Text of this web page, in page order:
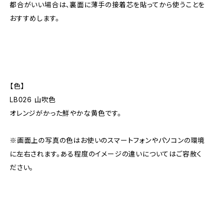
都合がいい場合は、裏面に薄手の接着芯を貼ってから使うことを
おすすめします。
【色】
LB026 山吹色
オレンジがかった鮮やかな黄色です。
※画面上の写真の色はお使いのスマートフォンやパソコンの環境
に左右されます。ある程度のイメージの違いについてはご容赦く
ださい。